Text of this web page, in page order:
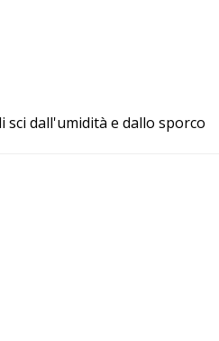
sci dall'umidità e dallo sporco